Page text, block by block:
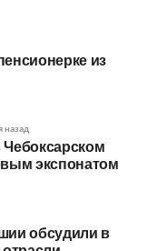
из
назад
экспонатом
обсудили в